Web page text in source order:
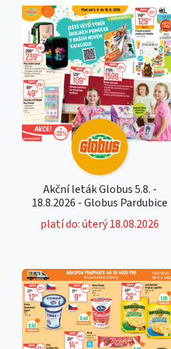
Akční leták Globus 5.8. -
18.8.2026 - Globus Pardubice
platí do: úterý 18.08.2026